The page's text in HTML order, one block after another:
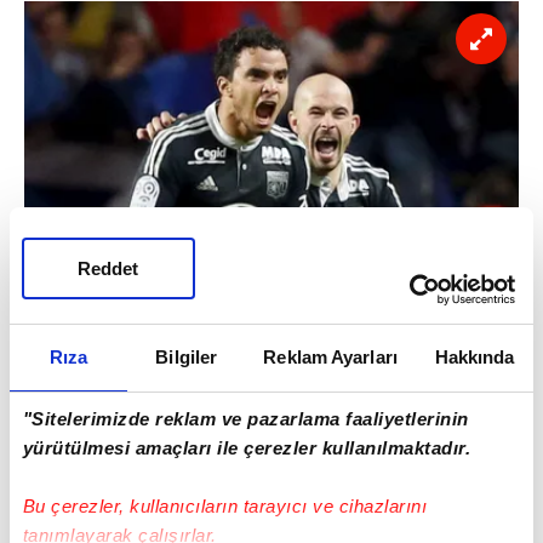
Rıza Bilgiler Reklam Ayarları Hakkında
"Sitelerimizde reklam ve pazarlama faaliyetlerinin
yürütülmesi amaçları ile çerezler kullanılmaktadır.
Bu çerezler, kullanıcıların tarayıcı ve cihazlarını
tanımlayarak çalışırlar.
Reddet